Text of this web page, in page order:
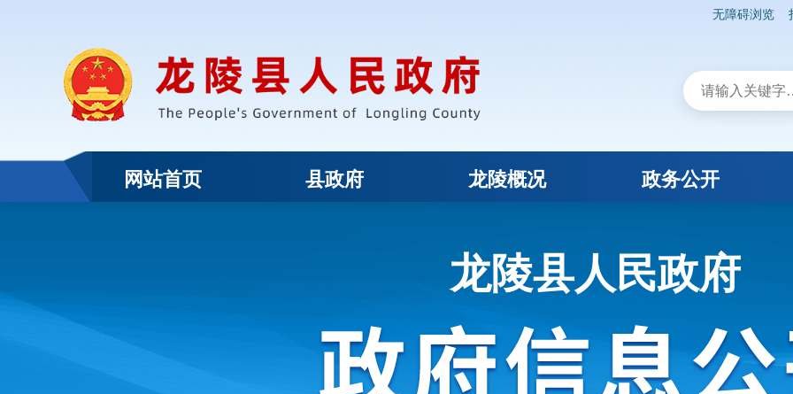
无障碍浏览
网站首页 县政府 龙陵概况 政务公开
龙陵县人民政府